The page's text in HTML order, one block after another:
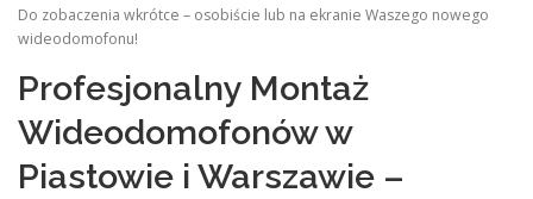
Do zobaczenia wkrótce – osobiście lub na ekranie Waszego nowego
wideodomofonu!
Profesjonalny Montaż
Wideodomofonów w
Piastowie i Warszawie –